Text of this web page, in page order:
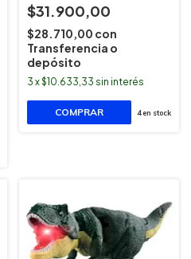
$31.900,00
$28.710,00 con
Transferencia o
depósito
3 x$10.633,33 sin interés
4en stock